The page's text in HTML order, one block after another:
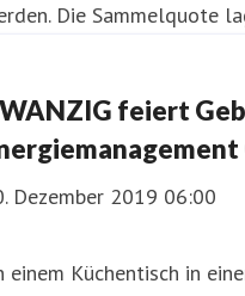
Die Sammelquote
feiert
Dezember 2019 06:00
einem Küchentisch in